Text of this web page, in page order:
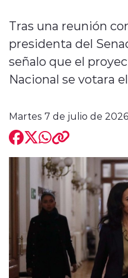
Tras una reunión
presidenta del
señalo que el
Nacional se votara
Martes 7 de julio de 2026